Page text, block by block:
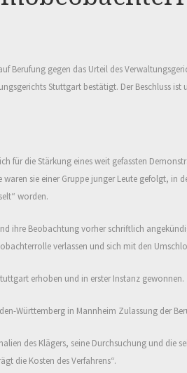
Berufung gegen das Urteil des
Stuttgart bestätigt. Der Beschluss ist
für die Stärkung eines weit gefassten
sie einer Gruppe junger Leute gefolgt, in
worden.
ihre Beobachtung vorher schriftlich
verlassen und sich mit den
erhoben und in erster Instanz gewonnen.
Württemberg in Mannheim Zulassung der
des Klägers, seine Durchsuchung und die
die Kosten des Verfahrens“.